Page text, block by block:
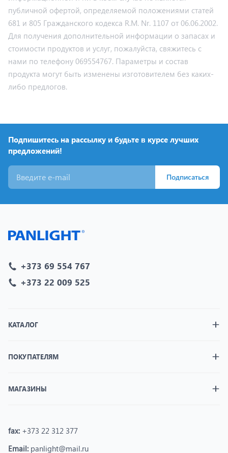
публичной офертой, определяемой положениями статей
681 и 805 Гражданского кодекса R.M. Nr. 1107 от 06.06.2002.
Для получения дополнительной информации о запасах и
стоимости продуктов и услуг, пожалуйста, свяжитесь с
нами по телефону 069554767. Параметры и состав
продукта могут быть изменены изготовителем без каких-
либо предлогов.
Подпишитесь на рассылку и будьте в курсе лучших
предложений!
Подписаться
+373 69 554 767
+373 22 009 525
КАТАЛОГ
ПОКУПАТЕЛЯМ
МАГАЗИНЫ
fax: +373 22 312 377
Email: panlight@mail.ru